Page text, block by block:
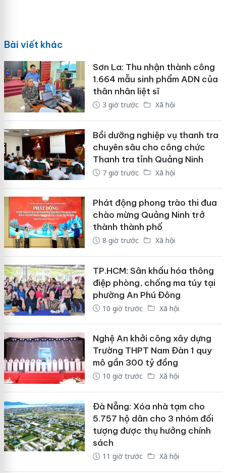
Bài viết khác
Sơn La: Thu nhận thành công
1.664 mẫu sinh phẩm ADN của
thân nhân liệt sĩ
3 giờ trước Xã hội
Bồi dưỡng nghiệp vụ thanh tra
chuyên sâu cho công chức
Thanh tra tỉnh Quảng Ninh
7 giờ trước Xã hội
Phát động phong trào thi đua
chào mừng Quảng Ninh trở
thành thành phố
8 giờ trước Xã hội
TP.HCM: Sân khấu hóa thông
điệp phòng, chống ma túy tại
phường An Phú Đông
10 giờ trước Xã hội
Nghệ An khởi công xây dựng
Trường THPT Nam Đàn 1 quy
mô gần 300 tỷ đồng
10 giờ trước Xã hội
Đà Nẵng: Xóa nhà tạm cho
5.757 hộ dân cho 3 nhóm đối
tượng được thụ hưởng chính
sách
11 giờ trước Xã hội